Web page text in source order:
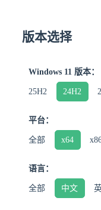
版本选择
Windows 11 版本：
25H2 24H2
平台：
全部 x64
语言：
全部 中文